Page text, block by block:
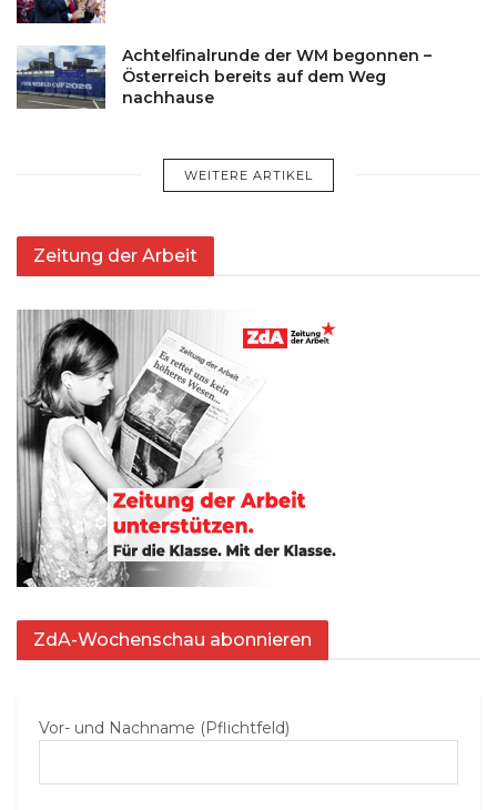
Achtelfinalrunde der WM begonnen –
Österreich bereits auf dem Weg
nachhause
WEITERE ARTIKEL
Zeitung der Arbeit
ZdA-Wochenschau abonnieren
Vor- und Nachname (Pflichtfeld)